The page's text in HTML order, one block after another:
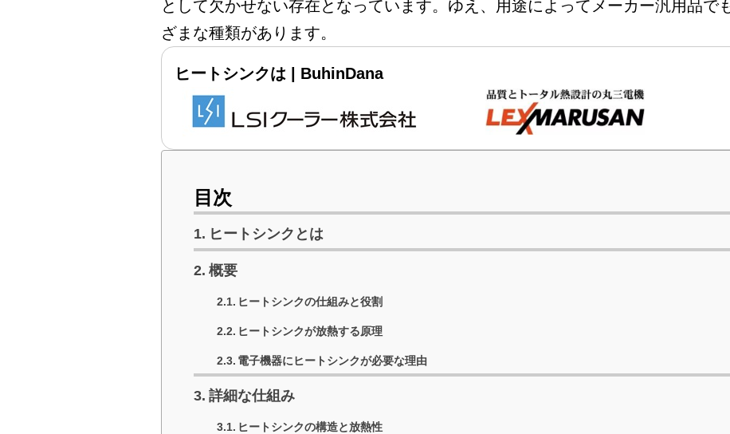
として欠かせない存在となっています。ゆえ、用途によってメーカー汎用品で
ざまな種類があります。
ヒートシンクは | BuhinDana
目次
ヒートシンクとは
概要
ヒートシンクの仕組みと役割
ヒートシンクが放熱する原理
電子機器にヒートシンクが必要な理由
詳細な仕組み
ヒートシンクの構造と放熱性